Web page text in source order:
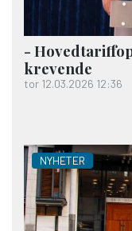
-
krevende
tor 12.03.2026 12:36
NYHETER